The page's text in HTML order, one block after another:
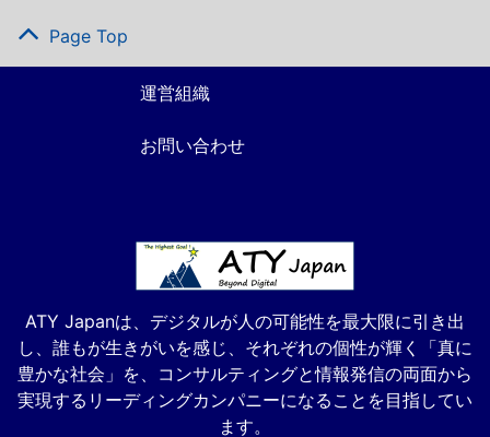
Page Top
運営組織
お問い合わせ
ATY Japanは、デジタルが人の可能性を最大限に引き出
し、誰もが生きがいを感じ、それぞれの個性が輝く「真に
豊かな社会」を、コンサルティングと情報発信の両面から
実現するリーディングカンパニーになることを目指してい
ます。